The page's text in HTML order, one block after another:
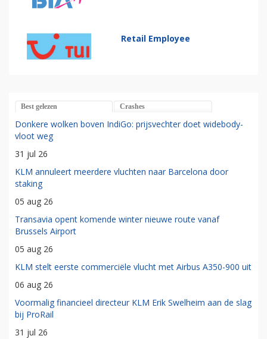
Retail Employee
Best gelezen Crashes
Donkere wolken boven IndiGo: prijsvechter doet widebody-
vloot weg
31 jul 26
KLM annuleert meerdere vluchten naar Barcelona door
staking
05 aug 26
Transavia opent komende winter nieuwe route vanaf
Brussels Airport
05 aug 26
KLM stelt eerste commerciële vlucht met Airbus A350-900 uit
06 aug 26
Voormalig financieel directeur KLM Erik Swelheim aan de slag
bij ProRail
31 jul 26